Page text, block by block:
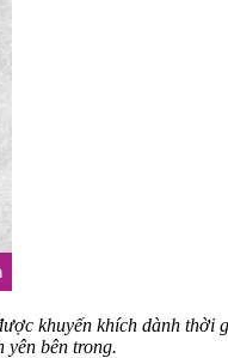
khuyến khích dành thời
bên trong.